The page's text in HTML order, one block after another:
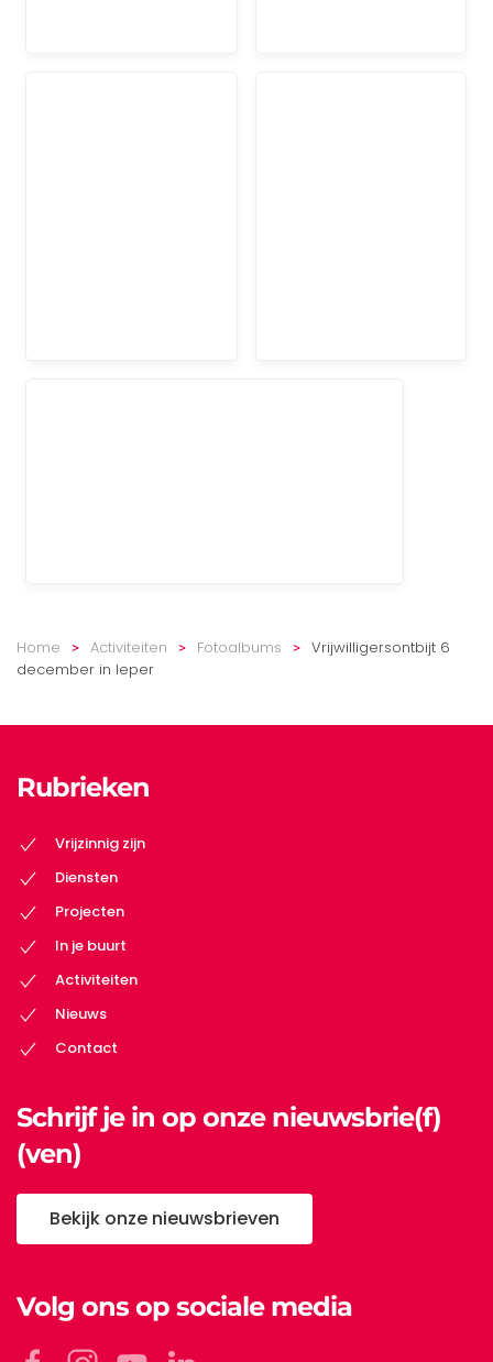
Home Activiteiten Fotoalbums
Vrijwilligersontbijt 6
december in Ieper
Rubrieken
Vrijzinnig zijn
Diensten
Projecten
In je buurt
Activiteiten
Nieuws
Contact
Schrijf je in op onze nieuwsbrie(f)
(ven)
Bekijk onze nieuwsbrieven
Volg ons op sociale media